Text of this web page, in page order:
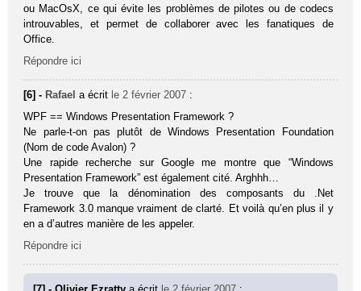
ou MacOsX, ce qui évite les problèmes de pilotes ou de codecs
introuvables, et permet de collaborer avec les fanatiques de
Office.
Répondre ici
[6] - Rafael a écrit le 2 février 2007 :
WPF == Windows Presentation Framework ?
Ne parle-t-on pas plutôt de Windows Presentation Foundation
(Nom de code Avalon) ?
Une rapide recherche sur Google me montre que “Windows
Presentation Framework” est également cité. Arghhh…
Je trouve que la dénomination des composants du .Net
Framework 3.0 manque vraiment de clarté. Et voilà qu’en plus il y
en a d’autres manière de les appeler.
Répondre ici